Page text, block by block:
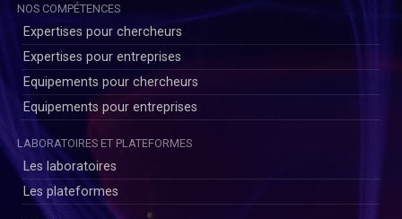
NOS COMPÉTENCES
Expertises pour chercheurs
Expertises pour entreprises
Equipements pour chercheurs
Equipements pour entreprises
LABORATOIRES ET PLATEFORMES
Les laboratoires
Les plateformes